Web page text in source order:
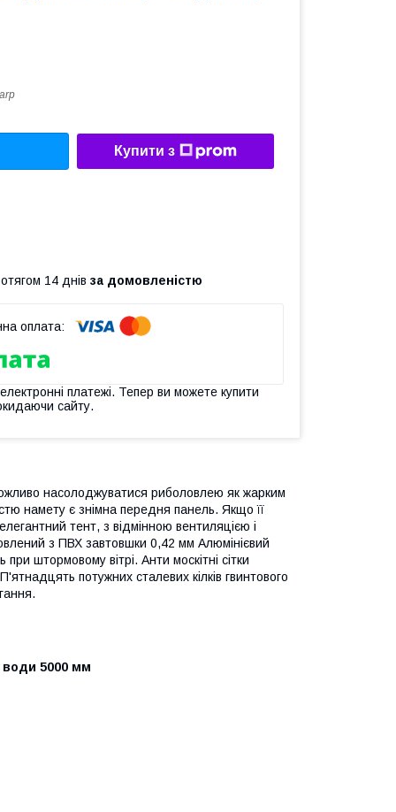
Купити з
14 днів за домовленістю
платежі. Тепер ви можете купити
сайту.
насолоджуватися риболовлею як жарким
намету є знімна передня панель. Якщо її
тент, з відмінною вентиляцією і
з ПВХ завтовшки 0,42 мм Алюмінієвий
штормовому вітрі. Анти москітні сітки
потужних сталевих кілків гвинтового
води 5000 мм